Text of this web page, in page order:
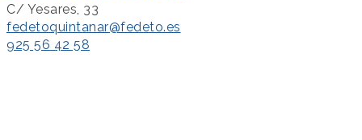
C/ Yesares, 33
fedetoquintanar@fedeto.es
925 56 42 58